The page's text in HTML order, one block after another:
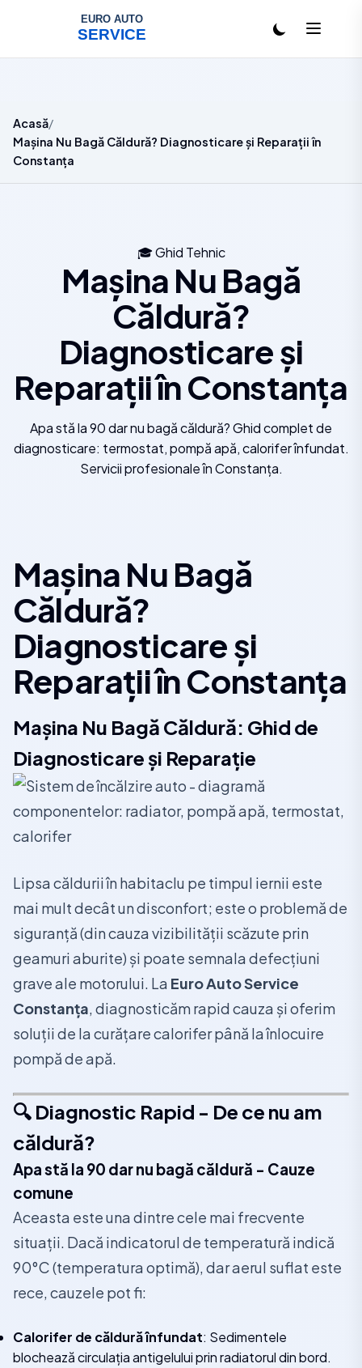
Acasă
Mașina Nu Bagă Căldură? Diagnosticare și Reparații în
Constanța
🎓Ghid Tehnic
Mașina Nu Bagă
Căldură?
Diagnosticare și
Reparații în Constanța
Apa stă la 90 dar nu bagă căldură? Ghid complet de
diagnosticare: termostat, pompă apă, calorifer înfundat.
Servicii profesionale în Constanța.
Mașina Nu Bagă
Căldură?
Diagnosticare și
Reparații în Constanța
Mașina Nu Bagă Căldură: Ghid de
Diagnosticare și Reparație
Lipsa căldurii în habitaclu pe timpul iernii este
mai mult decât un disconfort; este o problemă de
siguranță (din cauza vizibilității scăzute prin
geamuri aburite) și poate semnala defecțiuni
grave ale motorului. La Euro Auto Service
Constanța, diagnosticăm rapid cauza și oferim
soluții de la curățare calorifer până la înlocuire
pompă de apă.
🔍 Diagnostic Rapid - De ce nu am
căldură?
Apa stă la 90 dar nu bagă căldură - Cauze
comune
Aceasta este una dintre cele mai frecvente
situații. Dacă indicatorul de temperatură indică
90°C (temperatura optimă), dar aerul suflat este
rece, cauzele pot fi:
Calorifer de căldură înfundat: Sedimentele
blochează circulația antigelului prin radiatorul din bord.